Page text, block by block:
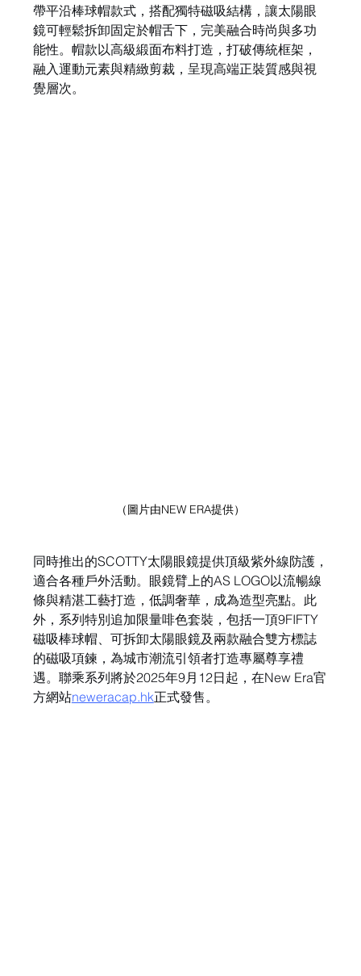
帶平沿棒球帽款式，搭配獨特磁吸結構，讓太陽眼
鏡可輕鬆拆卸固定於帽舌下，完美融合時尚與多功
能性。帽款以高級緞面布料打造，打破傳統框架，
融入運動元素與精緻剪裁，呈現高端正裝質感與視
覺層次。
（圖片由NEW ERA提供）
同時推出的SCOTTY太陽眼鏡提供頂級紫外線防護，
適合各種戶外活動。眼鏡臂上的AS LOGO以流暢線
條與精湛工藝打造，低調奢華，成為造型亮點。此
外，系列特別追加限量啡色套裝，包括一頂9FIFTY
磁吸棒球帽、可拆卸太陽眼鏡及兩款融合雙方標誌
的磁吸項鍊，為城市潮流引領者打造專屬尊享禮
遇。聯乘系列將於2025年9月12日起，在New Era官
方網站neweracap.hk正式發售。